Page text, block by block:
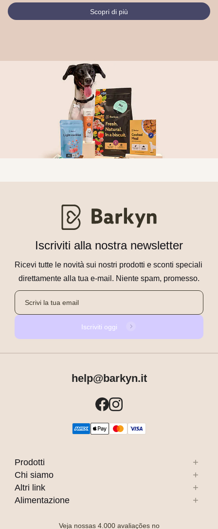
Scopri di più
Iscriviti alla nostra newsletter
Ricevi tutte le novità sui nostri prodotti e sconti speciali
direttamente alla tua e-mail. Niente spam, promesso.
Iscriviti oggi
help@barkyn.it
Prodotti
Chi siamo
Altri link
Alimentazione
Veja nossas 4.000avaliações no